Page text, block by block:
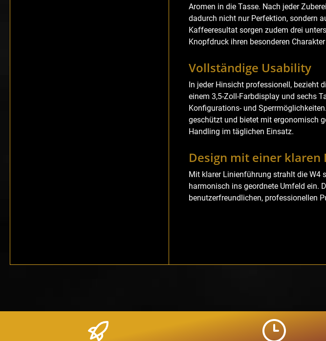
Aromen in die Tasse. Nach jeder
dadurch nicht nur Perfektion, sondern
Kaffeeresultat sorgen zudem drei
Knopfdruck ihren besonderen
Vollständige Usability
In jeder Hinsicht professionell, bezieht
einem 3,5-Zoll-Farbdisplay und sechs
Konfigurations- und
geschützt und bietet mit ergonomisch
Handling im täglichen Einsatz.
Design mit einer klaren
Mit klarer Linienführung strahlt die W4
harmonisch ins geordnete Umfeld ein.
benutzerfreundlichen, professionellen